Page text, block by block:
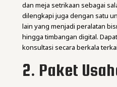
dan meja setrikaan sebagai
dilengkapi juga dengan satu
lain yang menjadi peralatan
hingga timbangan digital.
konsultasi secara berkala
2. Paket